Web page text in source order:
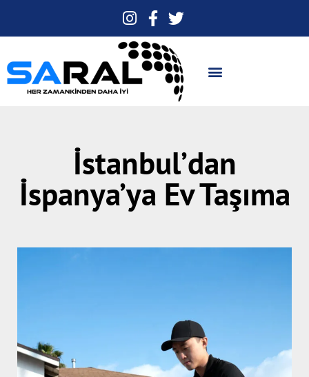
İstanbul’dan
İspanya’ya Ev Taşıma